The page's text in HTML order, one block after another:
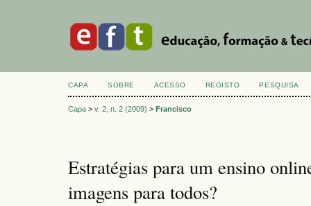
CAPA SOBRE ACESSO REGISTO PESQUISA
Capa > v. 2, n. 2 (2009) > Francisco
Estratégias para um ensino
imagens para todos?